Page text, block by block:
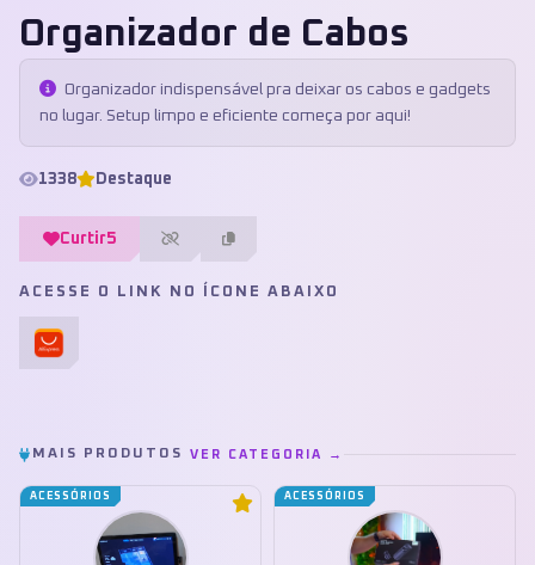
Organizador de Cabos
Organizador indispensável pra deixar os cabos e gadgets
no lugar. Setup limpo e eficiente começa por aqui!
1338 Destaque
Curtir5
ACESSE O LINK NO ÍCONE ABAIXO
MAIS PRODUTOS VER CATEGORIA →
ACESSÓRIOS ACESSÓRIOS